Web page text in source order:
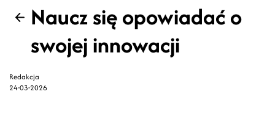
Wstecz
Naucz się opowiadać o
swojej innowacji
Redakcja
24-03-2026